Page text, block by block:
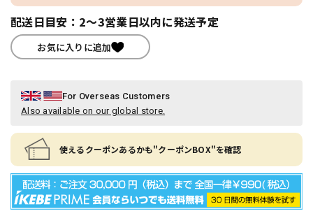
配送日目安：2～3営業日以内に発送予定
お気に入りに追加
For Overseas Customers
Also available on our global store.
使えるクーポンあるかも"クーポンBOX"を確認